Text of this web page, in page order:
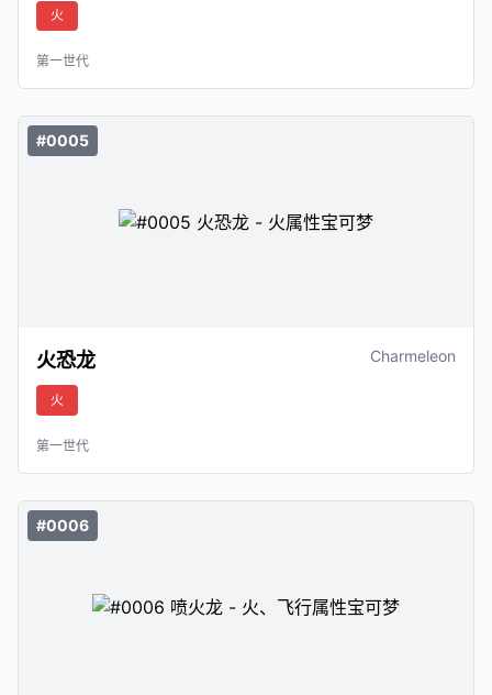
火
第一世代
#0005
火恐龙 Charmeleon
火
第一世代
#0006